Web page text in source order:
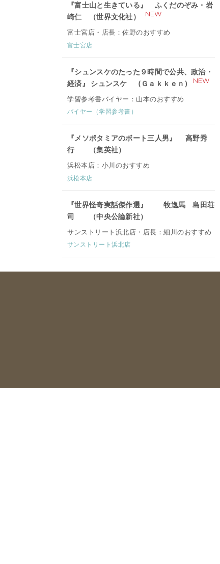
『富士山と生きている』 ふくだのぞみ・岩
崎仁 （世界文化社）
NEW
富士宮店・店長：佐野のおすすめ
富士宮店
『シュンスケのたった９時間で公共、政治・
経済』 シュンスケ (Ｇａｋｋｅｎ)
NEW
学習参考書バイヤー：山本のおすすめ
バイヤー（学習参考書）
『メソポタミアのボート三人男』 高野秀
行 （集英社）
浜松本店：小川のおすすめ
浜松本店
『世界怪奇実話傑作選』 牧逸馬 島田荘
司 （中央公論新社）
サンストリート浜北店・店長：細川のおすすめ
サンストリート浜北店